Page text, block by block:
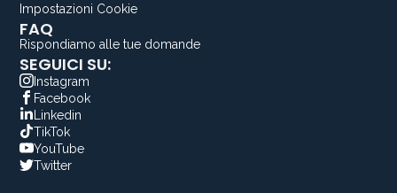
Impostazioni Cookie
FAQ
Rispondiamo alle tue domande
SEGUICI SU:
Instagram
Facebook
Linkedin
TikTok
YouTube
Twitter